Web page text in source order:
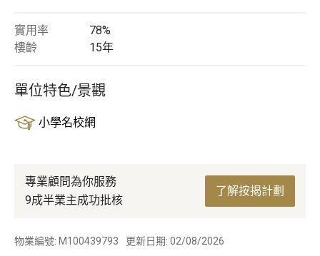
實用率
78%
樓齡
15年
單位特色/景觀
小學名校網
專業顧問為你服務
9成半業主成功批核
了解按揭計劃
物業編號: M100439793 更新日期: 02/08/2026